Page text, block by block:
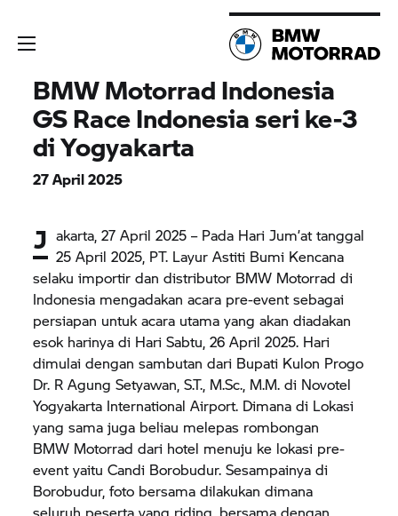
BMW MotorradIndonesia
GS Race Indonesia seri ke-3
di Yogyakarta
27 April 2025
J akarta, 27 April 2025 – Pada Hari Jum’at tanggal
25 April 2025, PT. Layur Astiti Bumi Kencana
selaku importir dan distributor BMW Motorrad di
Indonesia mengadakan acara pre-event sebagai
persiapan untuk acara utama yang akan diadakan
esok harinya di Hari Sabtu, 26 April 2025. Hari
dimulai dengan sambutan dari Bupati Kulon Progo
Dr. R Agung Setyawan, S.T., M.Sc., M.M. di Novotel
Yogyakarta International Airport. Dimana di Lokasi
yang sama juga beliau melepas rombongan
BMW Motorrad dari hotel menuju ke lokasi pre-
event yaitu Candi Borobudur. Sesampainya di
Borobudur, foto bersama dilakukan dimana